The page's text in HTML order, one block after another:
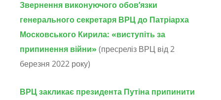
Звернення виконуючого обов’язки
генерального секретаря ВРЦ до Патріарха
Московського Кирила: «виступіть за
припинення війни» (пресреліз ВРЦ від 2
березня 2022 року)
ВРЦ закликає президента Путіна припинити